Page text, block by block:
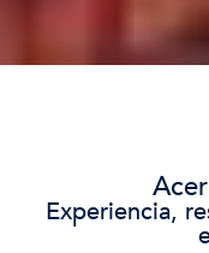
Experiencia,